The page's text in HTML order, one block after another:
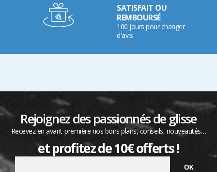
SATISFAIT OU
REMBOURSÉ
100 jours pour changer
d'avis
Rejoignez des passionnés de glisse
Recevez en avant-première nos bons plans, conseils, nouveautés…
et profitez de 10€ offerts !